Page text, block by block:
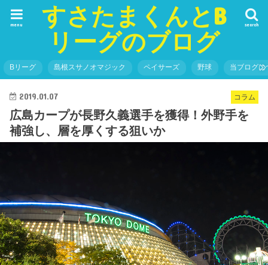
すさたまくんとB
リーグのブログ
search
menu
Bリーグ 島根スサノオマジック ペイサーズ 野球 当ブログに
コラム
2019.01.07
広島カープが長野久義選手を獲得！外野手を
補強し、層を厚くする狙いか